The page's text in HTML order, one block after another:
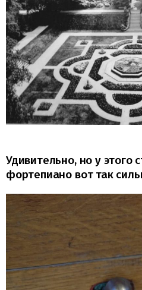
Удивительно, но у этого
фортепиано вот так